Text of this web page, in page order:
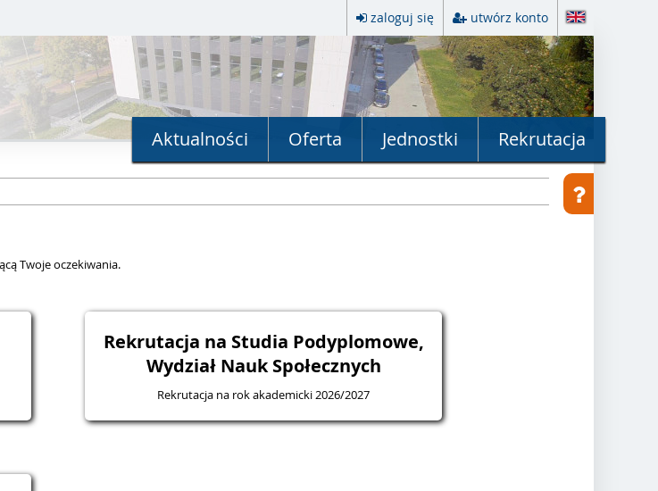
zaloguj się utwórz konto
Aktualności Oferta Jednostki Rekrutacja
Twoje oczekiwania.
Rekrutacja na Studia Podyplomowe,
Wydział Nauk Społecznych
Rekrutacja na rok akademicki 2026/2027